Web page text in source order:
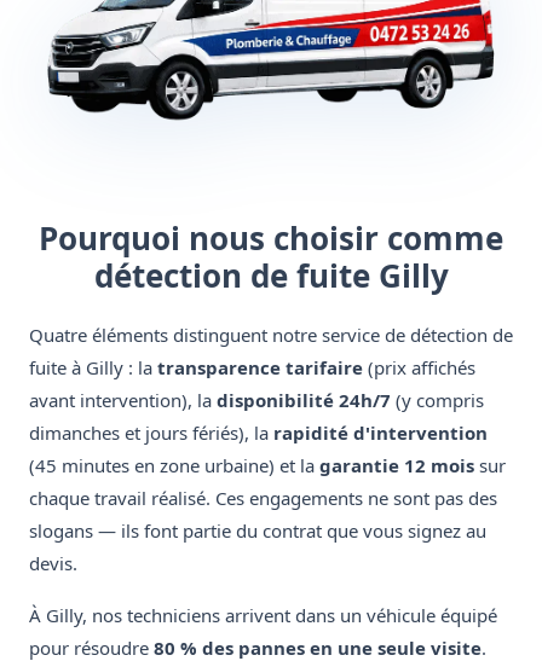
Pourquoi nous choisir comme
détection de fuite Gilly
Quatre éléments distinguent notre service de détection de
fuite à Gilly : la transparence tarifaire (prix affichés
avant intervention), la disponibilité 24h/7 (y compris
dimanches et jours fériés), la rapidité d'intervention
(45 minutes en zone urbaine) et la garantie 12 mois sur
chaque travail réalisé. Ces engagements ne sont pas des
slogans — ils font partie du contrat que vous signez au
devis.
À Gilly, nos techniciens arrivent dans un véhicule équipé
pour résoudre 80 % des pannes en une seule visite.